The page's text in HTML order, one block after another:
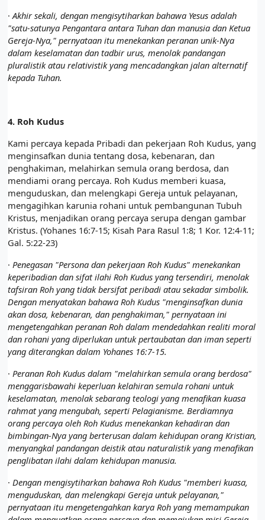
· Akhir sekali, dengan mengisytiharkan bahawa Yesus adalah
"satu-satunya Pengantara antara Tuhan dan manusia dan Ketua
Gereja-Nya," pernyataan itu menekankan peranan unik-Nya
dalam keselamatan dan tadbir urus, menolak pandangan
pluralistik atau relativistik yang mencadangkan jalan alternatif
kepada Tuhan.
4. Roh Kudus
Kami percaya kepada Pribadi dan pekerjaan Roh Kudus, yang
menginsafkan dunia tentang dosa, kebenaran, dan
penghakiman, melahirkan semula orang berdosa, dan
mendiami orang percaya. Roh Kudus memberi kuasa,
menguduskan, dan melengkapi Gereja untuk pelayanan,
mengagihkan karunia rohani untuk pembangunan Tubuh
Kristus, menjadikan orang percaya serupa dengan gambar
Kristus. (Yohanes 16:7-15; Kisah Para Rasul 1:8; 1 Kor. 12:4-11;
Gal. 5:22-23)
· Penegasan "Persona dan pekerjaan Roh Kudus" menekankan
keperibadian dan sifat ilahi Roh Kudus yang tersendiri, menolak
tafsiran Roh yang tidak bersifat peribadi atau sekadar simbolik.
Dengan menyatakan bahawa Roh Kudus "menginsafkan dunia
akan dosa, kebenaran, dan penghakiman," pernyataan ini
mengetengahkan peranan Roh dalam mendedahkan realiti moral
dan rohani yang diperlukan untuk pertaubatan dan iman seperti
yang diterangkan dalam Yohanes 16:7-15.
· Peranan Roh Kudus dalam "melahirkan semula orang berdosa"
menggarisbawahi keperluan kelahiran semula rohani untuk
keselamatan, menolak sebarang teologi yang menafikan kuasa
rahmat yang mengubah, seperti Pelagianisme. Berdiamnya
orang percaya oleh Roh Kudus menekankan kehadiran dan
bimbingan-Nya yang berterusan dalam kehidupan orang Kristian,
menyangkal pandangan deistik atau naturalistik yang menafikan
penglibatan ilahi dalam kehidupan manusia.
· Dengan mengisytiharkan bahawa Roh Kudus "memberi kuasa,
menguduskan, dan melengkapi Gereja untuk pelayanan,"
pernyataan itu mengetengahkan karya Roh yang memampukan